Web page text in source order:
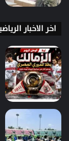
اخر الاخبار